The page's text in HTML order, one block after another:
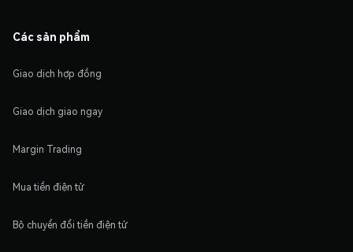
Các sản phẩm
Giao dịch hợp đồng
Giao dịch giao ngay
Margin Trading
Mua tiền điện tử
Bộ chuyển đổi tiền điện tử